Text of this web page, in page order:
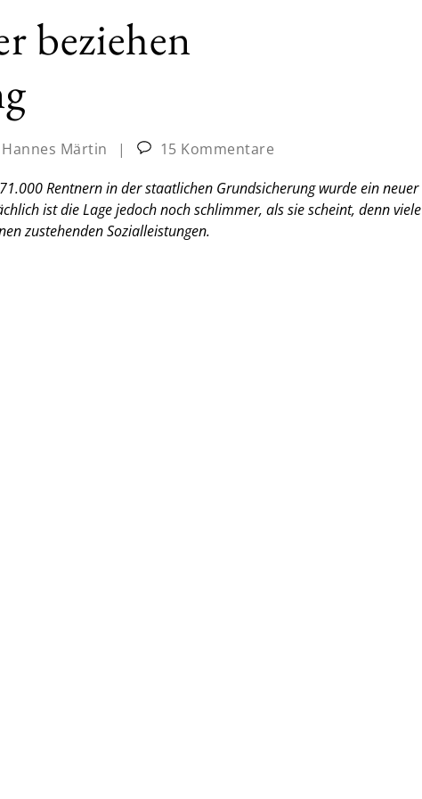
beziehen
Hannes Märtin |
15 Kommentare
Rentnern in der staatlichen Grundsicherung wurde ein neuer
ist die Lage jedoch noch schlimmer, als sie scheint, denn viele
zustehenden Sozialleistungen.